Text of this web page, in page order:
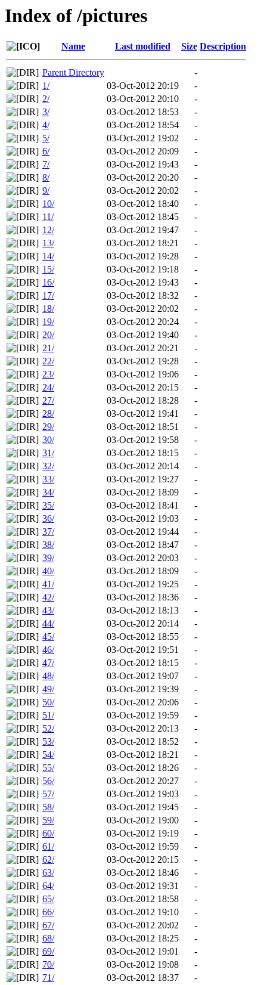
Index of /pictures
Name Last modified Size Description
Parent Directory
-
1/
03-Oct-2012 20:19
-
2/
03-Oct-2012 20:10
-
3/
03-Oct-2012 18:53
-
4/
03-Oct-2012 18:54
-
5/
03-Oct-2012 19:02
-
6/
03-Oct-2012 20:09
-
7/
03-Oct-2012 19:43
-
8/
03-Oct-2012 20:20
-
9/
03-Oct-2012 20:02
-
10/
03-Oct-2012 18:40
-
11/
03-Oct-2012 18:45
-
12/
03-Oct-2012 19:47
-
13/
03-Oct-2012 18:21
-
14/
03-Oct-2012 19:28
-
15/
03-Oct-2012 19:18
-
16/
03-Oct-2012 19:43
-
17/
03-Oct-2012 18:32
-
18/
03-Oct-2012 20:02
-
19/
03-Oct-2012 20:24
-
20/
03-Oct-2012 19:40
-
21/
03-Oct-2012 20:21
-
22/
03-Oct-2012 19:28
-
23/
03-Oct-2012 19:06
-
24/
03-Oct-2012 20:15
-
27/
03-Oct-2012 18:28
-
28/
03-Oct-2012 19:41
-
29/
03-Oct-2012 18:51
-
30/
03-Oct-2012 19:58
-
31/
03-Oct-2012 18:15
-
32/
03-Oct-2012 20:14
-
33/
03-Oct-2012 19:27
-
34/
03-Oct-2012 18:09
-
35/
03-Oct-2012 18:41
-
36/
03-Oct-2012 19:03
-
37/
03-Oct-2012 19:44
-
38/
03-Oct-2012 18:47
-
39/
03-Oct-2012 20:03
-
40/
03-Oct-2012 18:09
-
41/
03-Oct-2012 19:25
-
42/
03-Oct-2012 18:36
-
43/
03-Oct-2012 18:13
-
44/
03-Oct-2012 20:14
-
45/
03-Oct-2012 18:55
-
46/
03-Oct-2012 19:51
-
47/
03-Oct-2012 18:15
-
48/
03-Oct-2012 19:07
-
49/
03-Oct-2012 19:39
-
50/
03-Oct-2012 20:06
-
51/
03-Oct-2012 19:59
-
52/
03-Oct-2012 20:13
-
53/
03-Oct-2012 18:52
-
54/
03-Oct-2012 18:21
-
55/
03-Oct-2012 18:26
-
56/
03-Oct-2012 20:27
-
57/
03-Oct-2012 19:03
-
58/
03-Oct-2012 19:45
-
59/
03-Oct-2012 19:00
-
60/
03-Oct-2012 19:19
-
61/
03-Oct-2012 19:59
-
62/
03-Oct-2012 20:15
-
63/
03-Oct-2012 18:46
-
64/
03-Oct-2012 19:31
-
65/
03-Oct-2012 18:58
-
66/
03-Oct-2012 19:10
-
67/
03-Oct-2012 20:02
-
68/
03-Oct-2012 18:25
-
69/
03-Oct-2012 19:01
-
70/
03-Oct-2012 19:08
-
71/
03-Oct-2012 18:37
-